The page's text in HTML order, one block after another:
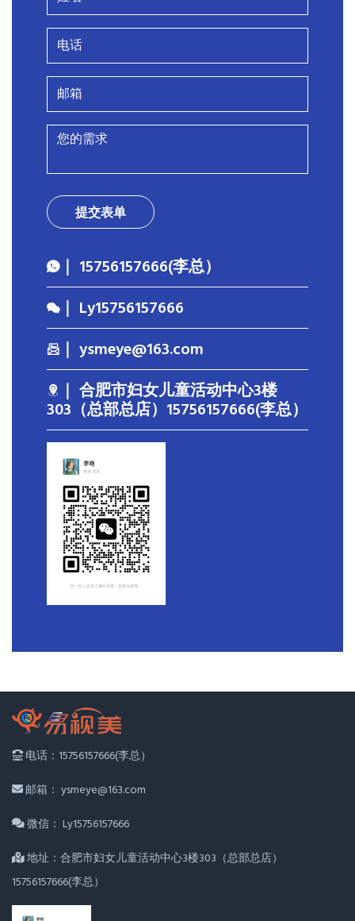
提交表单
｜ 15756157666(李总）
｜ Ly15756157666
｜ ysmeye@163.com
｜ 合肥市妇女儿童活动中心3楼
303（总部总店）15756157666(李总）
电话：15756157666(李总）
邮箱： ysmeye@163.com
微信： Ly15756157666
地址：合肥市妇女儿童活动中心3楼303（总部总店）
15756157666(李总）